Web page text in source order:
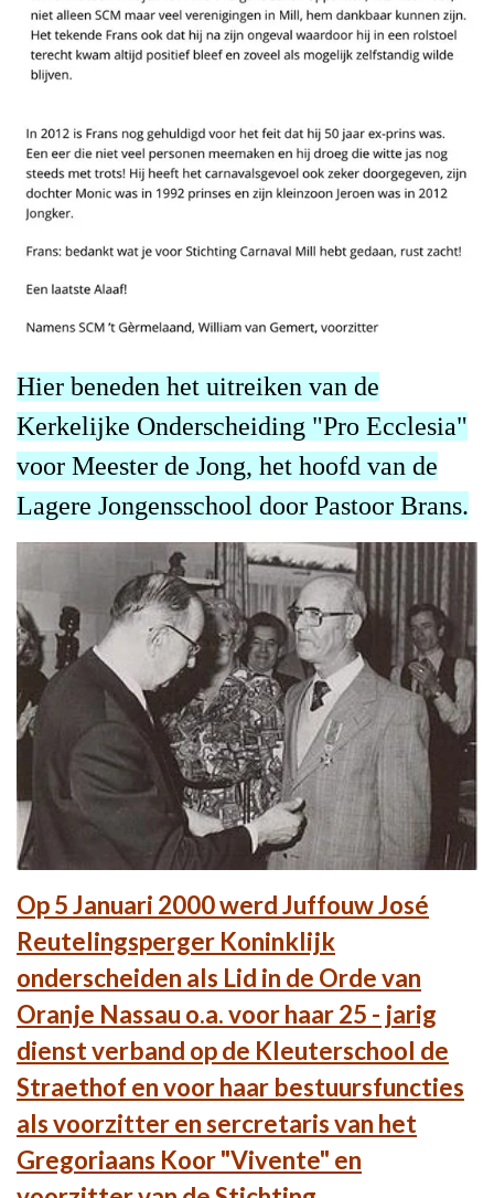
Hier beneden het uitreiken van de
Kerkelijke Onderscheiding "Pro Ecclesia"
voor Meester de Jong, het hoofd van de
Lagere Jongensschool door Pastoor Brans.
Op 5 Januari 2000 werd Juffouw José
Reutelingsperger Koninklijk
onderscheiden als Lid in de Orde van
Oranje Nassau o.a. voor haar 25 - jarig
dienst verband op de Kleuterschool de
Straethof en voor haar bestuursfuncties
als voorzitter en sercretaris van het
Gregoriaans Koor "Vivente" en